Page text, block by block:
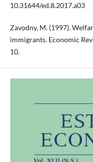
10.31644/ed.8.2017.a03
Zavodny, M. (1997).
immigrants. Economic
10.